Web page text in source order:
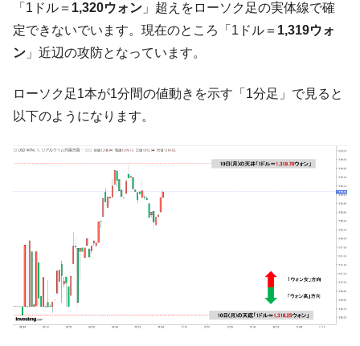
「KDDX」1番艦、2032年竣工と公示
『Money1』
【対日本円】ウォン安が急進！ 日米の協調
に韓国がいっちょがみしたのでは。
は韓国で『BYD』車は売れている。6カ月で対前年同期比
1.9倍！
く空港に詰めかけ「出て行け！」「極右勢力」のプラカー
ドを掲げる「在韓反米勢力」
韓国政府「2035年までに18.4GW規模のAIデ
ータセンター整備」⇒ だから無理だってば。
『Money1』
ほぼ終わった」
『Money1』
韓国『国民年金公団』株価暴落で200兆蒸
発。
「1ドル＝ 1,320ウォン 」超えをローソク足の実体線で確
定できないでいます。現在のところ「1ドル＝ 1,319ウォ
ン 」近辺の攻防となっています。
ローソク足1本が1分間の値動きを示す「1分足」で見ると
以下のようになります。